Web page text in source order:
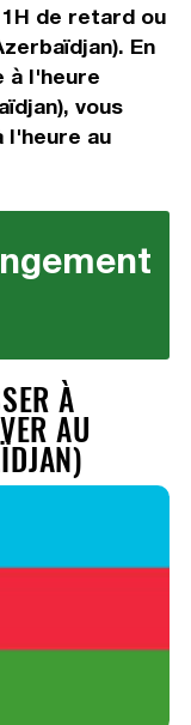
de retard ou
En
à l'heure
vous
l'heure au
À
AU